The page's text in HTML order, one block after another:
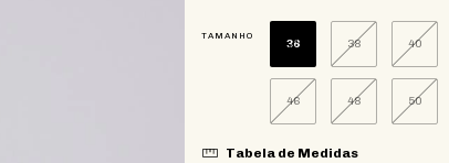
TAMANHO
36 38 40
46 48 50
Tabela de Medidas